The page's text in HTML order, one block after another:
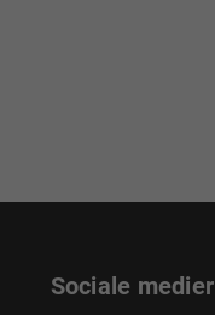
Sociale medier